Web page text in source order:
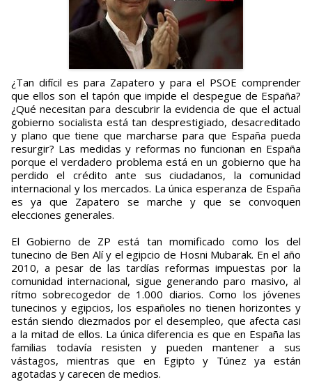
¿Tan difícil es para Zapatero y para el PSOE comprender
que ellos son el tapón que impide el despegue de España?
¿Qué necesitan para descubrir la evidencia de que el actual
gobierno socialista está tan desprestigiado, desacreditado
y plano que tiene que marcharse para que España pueda
resurgir? Las medidas y reformas no funcionan en España
porque el verdadero problema está en un gobierno que ha
perdido el crédito ante sus ciudadanos, la comunidad
internacional y los mercados. La única esperanza de España
es ya que Zapatero se marche y que se convoquen
elecciones generales.
El Gobierno de ZP está tan momificado como los del
tunecino de Ben Alí y el egipcio de Hosni Mubarak. En el año
2010, a pesar de las tardías reformas impuestas por la
comunidad internacional, sigue generando paro masivo, al
rítmo sobrecogedor de 1.000 diarios. Como los jóvenes
tunecinos y egipcios, los españoles no tienen horizontes y
están siendo diezmados por el desempleo, que afecta casi
a la mitad de ellos. La única diferencia es que en España las
familias todavía resisten y pueden mantener a sus
vástagos, mientras que en Egipto y Túnez ya están
agotadas y carecen de medios.